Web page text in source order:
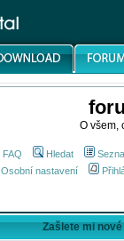
O všem,
FAQ Hledat
Osobní nastavení
Zašlete mi